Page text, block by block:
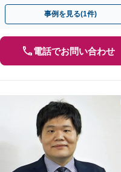
【縮景園前駅４分】
事例を見る(1件)
電話でお問い合わせ